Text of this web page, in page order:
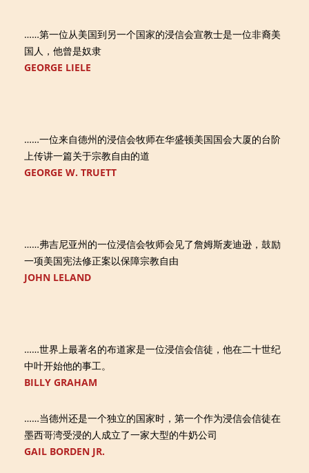
……第一位从美国到另一个国家的浸信会宣教士是一位非裔美
国人，他曾是奴隶
GEORGE LIELE
……一位来自德州的浸信会牧师在华盛顿美国国会大厦的台阶
上传讲一篇关于宗教自由的道
GEORGE W. TRUETT
……弗吉尼亚州的一位浸信会牧师会见了詹姆斯麦迪逊，鼓励
一项美国宪法修正案以保障宗教自由
JOHN LELAND
……世界上最著名的布道家是一位浸信会信徒，他在二十世纪
中叶开始他的事工。
BILLY GRAHAM
……当德州还是一个独立的国家时，第一个作为浸信会信徒在
墨西哥湾受浸的人成立了一家大型的牛奶公司
GAIL BORDEN JR.